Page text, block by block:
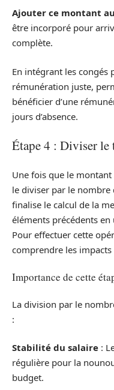
Ajouter ce montant
être incorporé pour
complète.
En intégrant les congés
rémunération juste,
bénéficier d’une
jours d’absence.
Étape 4 : Diviser le
Une fois que le
le diviser par le nombre
finalise le calcul de la
éléments précédents
Pour effectuer cette
comprendre les
Importance de cette
La division par le
:
Stabilité du salaire :
régulière pour la
budget.